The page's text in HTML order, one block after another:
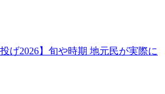
げ2026】旬や時期 地元民が実際に